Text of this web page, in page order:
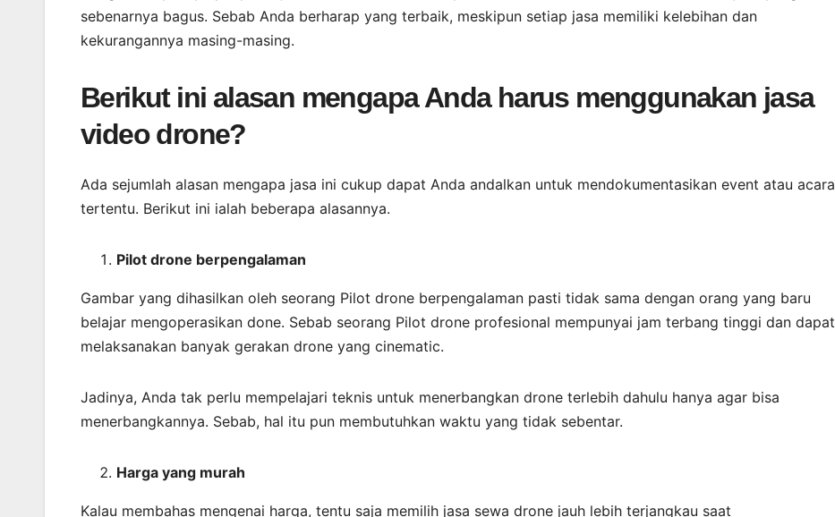
sebenarnya bagus. Sebab Anda berharap yang terbaik, meskipun setiap jasa memiliki kelebihan dan
kekurangannya masing-masing.
Berikut ini alasan mengapa Anda harus menggunakan jasa
video drone?
Ada sejumlah alasan mengapa jasa ini cukup dapat Anda andalkan untuk mendokumentasikan event atau acara
tertentu. Berikut ini ialah beberapa alasannya.
Pilot drone berpengalaman
Gambar yang dihasilkan oleh seorang Pilot drone berpengalaman pasti tidak sama dengan orang yang baru
belajar mengoperasikan done. Sebab seorang Pilot drone profesional mempunyai jam terbang tinggi dan dapat
melaksanakan banyak gerakan drone yang cinematic.
Jadinya, Anda tak perlu mempelajari teknis untuk menerbangkan drone terlebih dahulu hanya agar bisa
menerbangkannya. Sebab, hal itu pun membutuhkan waktu yang tidak sebentar.
Harga yang murah
Kalau membahas mengenai harga, tentu saja memilih jasa sewa drone jauh lebih terjangkau saat